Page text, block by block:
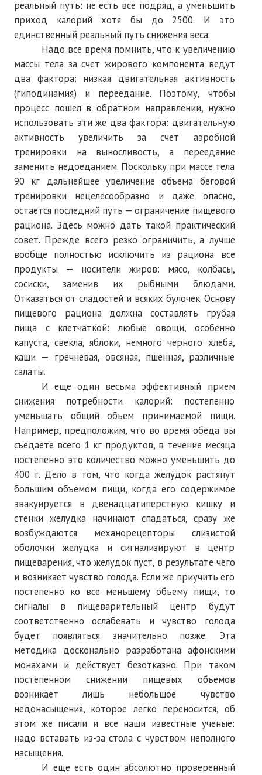
реальный путь: не есть все подряд, а уменьшить
приход калорий хотя бы до 2500. И это
единственный реальный путь снижения веса.
Надо все время помнить, что к увеличению
массы тела за счет жирового компонента ведут
два фактора: низкая двигательная активность
(гиподинамия) и переедание. Поэтому, чтобы
процесс пошел в обратном направлении, нужно
использовать эти же два фактора: двигательную
активность увеличить за счет аэробной
тренировки на выносливость, а переедание
заменить недоеданием. Поскольку при массе тела
90 кг дальнейшее увеличение объема беговой
тренировки нецелесообразно и даже опасно,
остается последний путь — ограничение пищевого
рациона. Здесь можно дать такой практический
совет. Прежде всего резко ограничить, а лучше
вообще полностью исключить из рациона все
продукты — носители жиров: мясо, колбасы,
сосиски, заменив их рыбными блюдами.
Отказаться от сладостей и всяких булочек. Основу
пищевого рациона должна составлять грубая
пища с клетчаткой: любые овощи, особенно
капуста, свекла, яблоки, немного черного хлеба,
каши — гречневая, овсяная, пшенная, различные
салаты.
И еще один весьма эффективный прием
снижения потребности калорий: постепенно
уменьшать общий объем принимаемой пищи.
Например, предположим, что во время обеда вы
съедаете всего 1 кг продуктов, в течение месяца
постепенно это количество можно уменьшить до
400 г. Дело в том, что когда желудок растянут
большим объемом пищи, когда его содержимое
эвакуируется в двенадцатиперстную кишку и
стенки желудка начинают спадаться, сразу же
возбуждаются механорецепторы слизистой
оболочки желудка и сигнализируют в центр
пищеварения, что желудок пуст, в результате чего
и возникает чувство голода. Если же приучить его
постепенно ко все меньшему объему пищи, то
сигналы в пищеварительный центр будут
соответственно ослабевать и чувство голода
будет появляться значительно позже. Эта
методика досконально разработана афонскими
монахами и действует безотказно. При таком
постепенном снижении пищевых объемов
возникает лишь небольшое чувство
недонасыщения, которое легко переносится, об
этом же писали и все наши известные ученые:
надо вставать из-за стола с чувством неполного
насыщения.
И еще есть один абсолютно проверенный